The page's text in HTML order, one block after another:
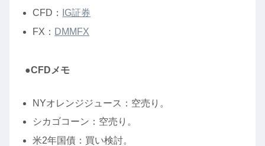
CFD：
IG証券
FX： DMMFX
●CFDメモ
NYオレンジジュース：空売り。
シカゴコーン：空売り。
米2年国債：買い検討。